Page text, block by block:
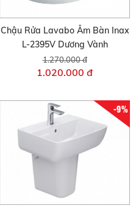
Chậu Rửa Lavabo Âm Bàn Inax
L-2395V Dương Vành
1.270.000 đ
1.020.000 đ
-9%